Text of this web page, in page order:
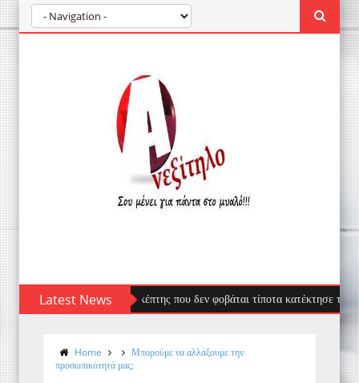
Latest News
Λαγοκέφαλος: Ο επισκέπτης που δεν φοβάται τίποτα κατέκτησε τις
Home
Μπορούμε να αλλάξουμε την
προσωπικότητά μας;